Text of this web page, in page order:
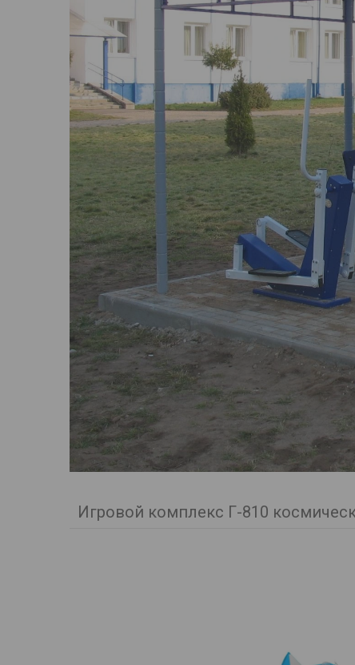
Игровой комплекс Г-810